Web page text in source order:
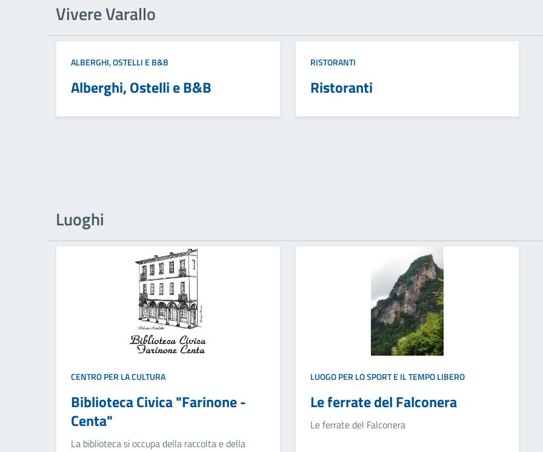
Vivere Varallo
ALBERGHI, OSTELLI E B&B
Alberghi, Ostelli e B&B
RISTORANTI
Ristoranti
Luoghi
CENTRO PER LA CULTURA
Biblioteca Civica "Farinone -
Centa"
La biblioteca si occupa della raccolta e della
LUOGO PER LO SPORT E IL TEMPO LIBERO
Le ferrate del Falconera
Le ferrate del Falconera